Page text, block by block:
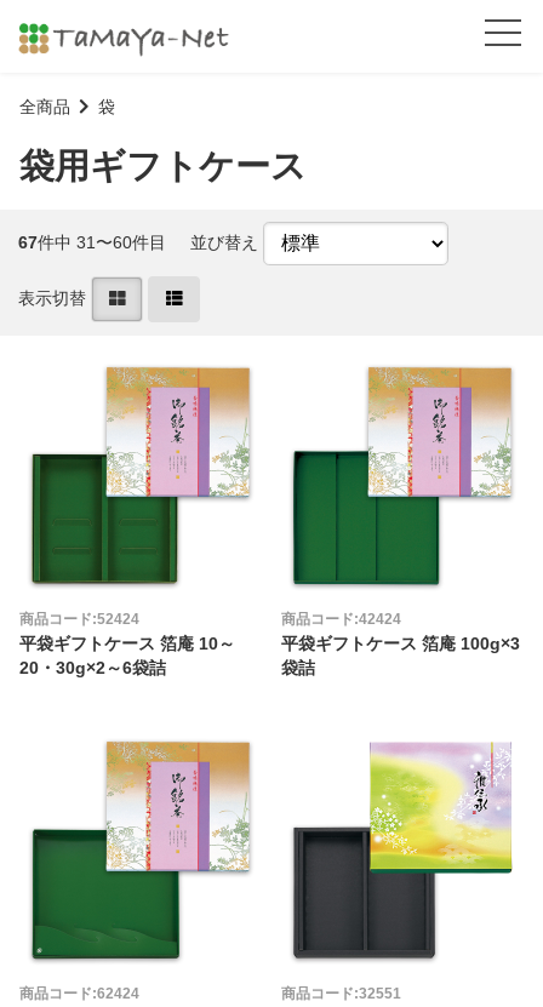
全商品 袋
袋用ギフトケース
67件中 31〜60件目 並び替え
表示切替
商品コード:52424
平袋ギフトケース 箔庵 10～
20・30g×2～6袋詰
商品コード:42424
平袋ギフトケース 箔庵 100g×3
袋詰
商品コード:62424 商品コード:32551